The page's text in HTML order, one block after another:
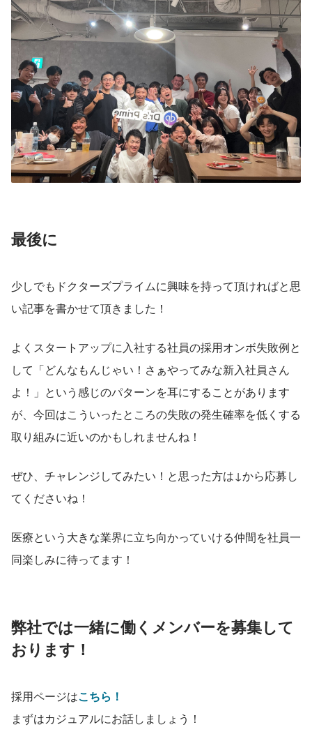
最後に
少しでもドクターズプライムに興味を持って頂ければと思
い記事を書かせて頂きました！
よくスタートアップに入社する社員の採用オンボ失敗例と
して「どんなもんじゃい！さぁやってみな新入社員さん
よ！」という感じのパターンを耳にすることがあります
が、今回はこういったところの失敗の発生確率を低くする
取り組みに近いのかもしれませんね！
ぜひ、チャレンジしてみたい！と思った方は↓から応募し
てくださいね！
医療という大きな業界に立ち向かっていける仲間を社員一
同楽しみに待ってます！
弊社では一緒に働くメンバーを募集して
おります！
採用ページはこちら！
まずはカジュアルにお話しましょう！